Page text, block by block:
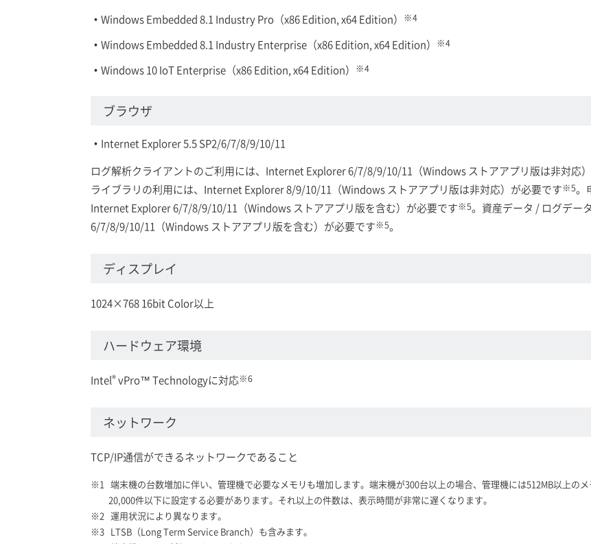
Windows Embedded 8.1 Industry Pro（x86 Edition, x64 Edition）
※4
Windows Embedded 8.1 Industry Enterprise（x86 Edition, x64 Edition） ※4
Windows 10 IoT Enterprise（x86 Edition, x64 Edition） ※4
ブラウザ
Internet Explorer 5.5 SP2/6/7/8/9/10/11
ログ解析クライアントのご利用には、Internet Explorer6/7/8/9/10/11（Windows ストアアプリ版は非対応
ライブラリの利用には、Internet Explorer8/9/10/11（Windows ストアアプリ版は非対応）が必要です※5。
Internet Explorer6/7/8/9/10/11（Windows ストアアプリ版を含む）が必要です※5。資産データ / ログデー
6/7/8/9/10/11（Windows ストアアプリ版を含む）が必要です※5。
ディスプレイ
1024×768 16bit Color以上
ハードウェア環境
Intel®vPro™ Technologyに対応※6
ネットワーク
TCP/IP通信ができるネットワークであること
端末機の台数増加に伴い、管理機で必要なメモリも増加します。端末機が300台以上の場合、管理機には512MB以上の
20,000件以下に設定する必要があります。それ以上の件数は、表示時間が非常に遅くなります。
運用状況により異なります。
LTSB（Long Term Service Branch）も含みます。